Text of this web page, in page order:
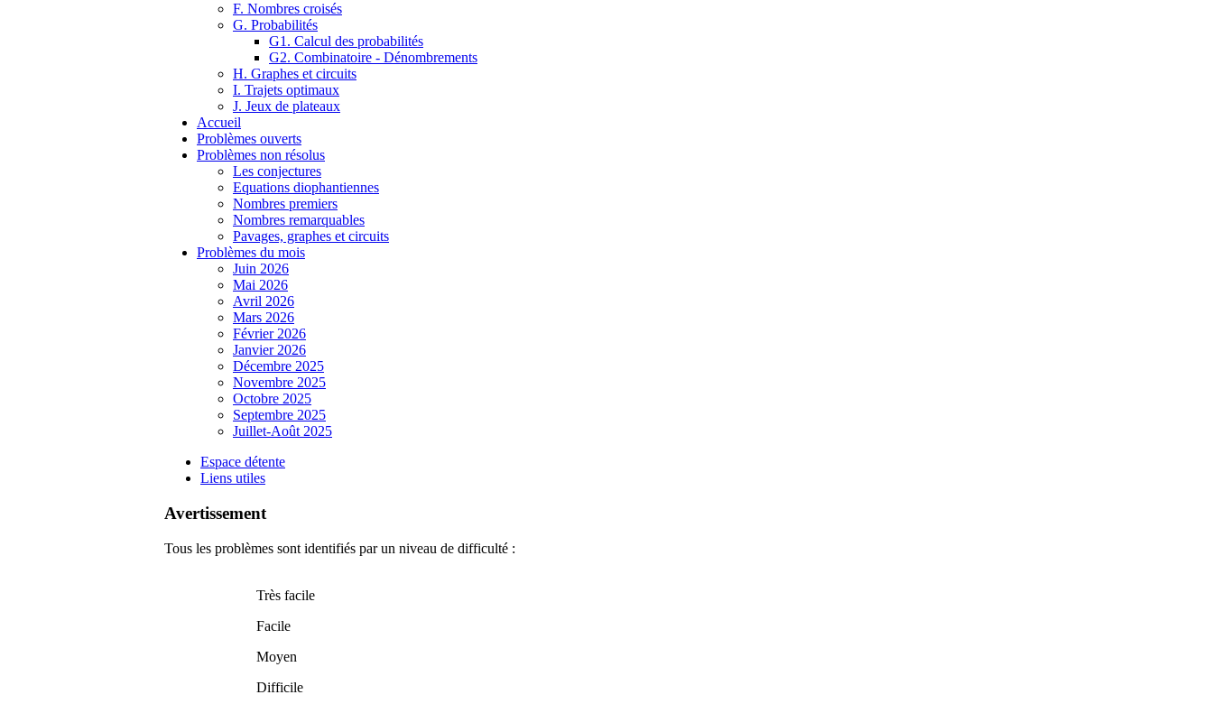
F. Nombres croisés
G. Probabilités
G1. Calcul des probabilités
G2. Combinatoire - Dénombrements
H. Graphes et circuits
I. Trajets optimaux
J. Jeux de plateaux
Accueil
Problèmes ouverts
Problèmes non résolus
Les conjectures
Equations diophantiennes
Nombres premiers
Nombres remarquables
Pavages, graphes et circuits
Problèmes du mois
Juin 2026
Mai 2026
Avril 2026
Mars 2026
Février 2026
Janvier 2026
Décembre 2025
Novembre 2025
Octobre 2025
Septembre 2025
Juillet-Août 2025
Espace détente
Liens utiles
Avertissement
Tous les problèmes sont identifiés par un niveau de difficulté :
Très facile
Facile
Moyen
Difficile